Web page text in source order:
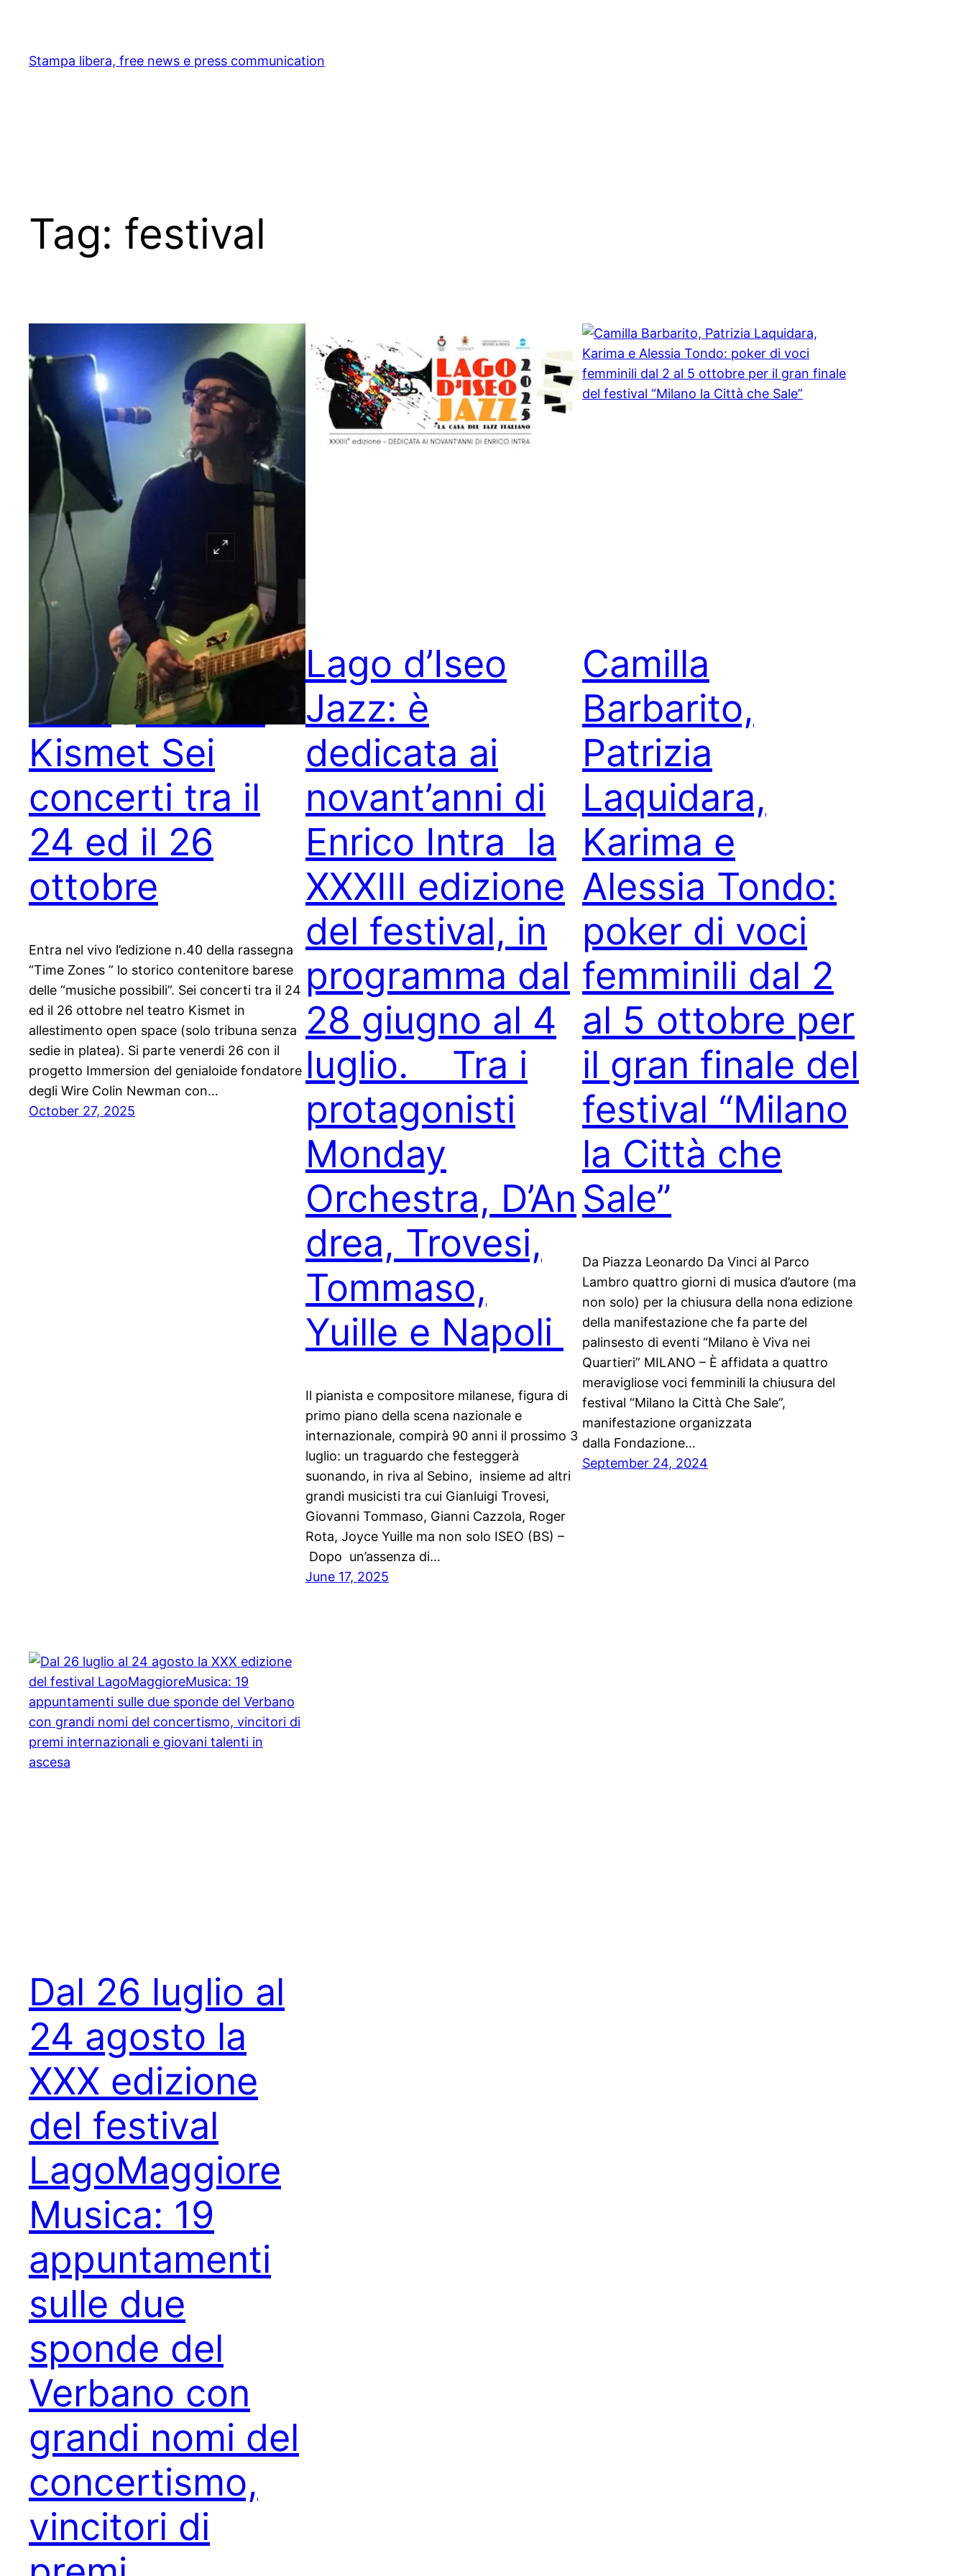
content
Stampa libera, free news e press communication
Tag: festival
Time Zones –
Bari @ Teatro
Kismet Sei
concerti tra il
24 ed il 26
ottobre
Entra nel vivo l’edizione n.40 della rassegna
“Time Zones ” lo storico contenitore barese
delle “musiche possibili”. Sei concerti tra il 24
ed il 26 ottobre nel teatro Kismet in
allestimento open space (solo tribuna senza
sedie in platea). Si parte venerdi 26 con il
progetto Immersion del genialoide fondatore
degli Wire Colin Newman con…
October 27, 2025
Lago d’Iseo
Jazz: è
dedicata ai
novant’anni di
Enrico Intra la
XXXIII edizione
del festival, in
programma dal
28 giugno al 4
luglio. Tra i
protagonisti
Monday
Orchestra, D’An
drea, Trovesi,
Tommaso,
Yuille e Napoli
Il pianista e compositore milanese, figura di
primo piano della scena nazionale e
internazionale, compirà 90 anni il prossimo 3
luglio: un traguardo che festeggerà
suonando, in riva al Sebino, insieme ad altri
grandi musicisti tra cui Gianluigi Trovesi,
Giovanni Tommaso, Gianni Cazzola, Roger
Rota, Joyce Yuille ma non solo ISEO (BS) –
Dopo un’assenza di…
June 17, 2025
Camilla
Barbarito,
Patrizia
Laquidara,
Karima e
Alessia Tondo:
poker di voci
femminili dal 2
al 5 ottobre per
il gran finale del
festival “Milano
la Città che
Sale”
Da Piazza Leonardo Da Vinci al Parco
Lambro quattro giorni di musica d’autore (ma
non solo) per la chiusura della nona edizione
della manifestazione che fa parte del
palinsesto di eventi “Milano è Viva nei
Quartieri” MILANO – È affidata a quattro
meravigliose voci femminili la chiusura del
festival “Milano la Città Che Sale”,
manifestazione organizzata
dalla Fondazione…
September 24, 2024
Dal 26 luglio al
24 agosto la
XXX edizione
del festival
LagoMaggiore
Musica: 19
appuntamenti
sulle due
sponde del
Verbano con
grandi nomi del
concertismo,
vincitori di